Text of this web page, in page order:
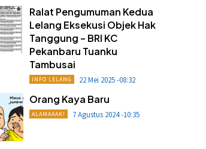
Ralat Pengumuman Kedua
Lelang Eksekusi Objek Hak
Tanggung – BRI KC
Pekanbaru Tuanku
Tambusai
INFO LELANG 22 Mei 2025 -08:32
Orang Kaya Baru
ALAMAAAK! 7 Agustus 2024 -10:35